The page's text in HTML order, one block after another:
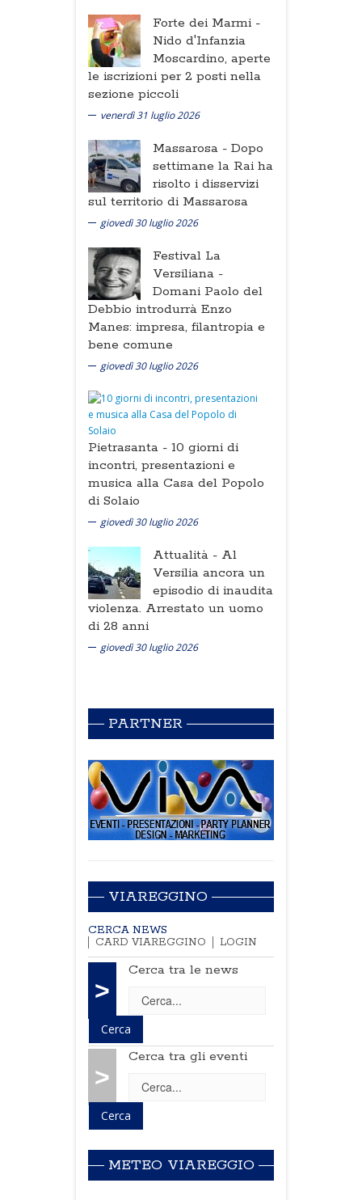
Forte dei Marmi -
Nido d'Infanzia
Moscardino, aperte
le iscrizioni per 2 posti nella
sezione piccoli
venerdì 31 luglio 2026
Massarosa - Dopo
settimane la Rai ha
risolto i disservizi
sul territorio di Massarosa
giovedì 30 luglio 2026
Festival La
Versiliana -
Domani Paolo del
Debbio introdurrà Enzo
Manes: impresa, filantropia e
bene comune
giovedì 30 luglio 2026
Pietrasanta - 10 giorni di
incontri, presentazioni e
musica alla Casa del Popolo
di Solaio
giovedì 30 luglio 2026
Attualità - Al
Versilia ancora un
episodio di inaudita
violenza. Arrestato un uomo
di 28 anni
giovedì 30 luglio 2026
PARTNER
VIAREGGINO
CERCA NEWS
CARD VIAREGGINO
LOGIN
>
Cerca tra le news
>
Cerca tra gli eventi
METEO VIAREGGIO